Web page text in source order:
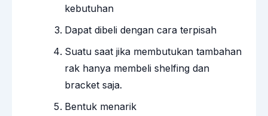
kebutuhan
Dapat dibeli dengan cara terpisah
Suatu saat jika membutukan tambahan
rak hanya membeli shelfing dan
bracket saja.
Bentuk menarik